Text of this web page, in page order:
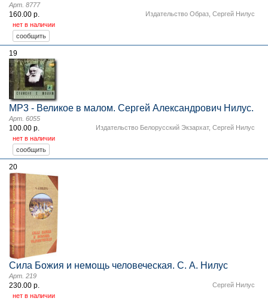
Издательство Образ Сергей Нилус
Арт. 8777
160.00 р.
нет в наличии
19
MP3 - Великое в малом. Сергей Александрович Нилус.
Издательство Белорусский Экзархат, Сергей Нилус
Арт. 6055
100.00 р.
нет в наличии
20
Сила Божия и немощь человеческая. С. А. Нилус
Сергей Нилус
Арт. 219
230.00 р.
нет в наличии